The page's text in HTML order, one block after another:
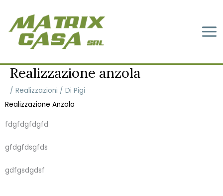
contenuto
Realizzazione anzola
/ Realizzazioni / Di Pigi
Realizzazione Anzola
fdgfdgfdgfd
gfdgfdsgfds
gdfgsdgdsf